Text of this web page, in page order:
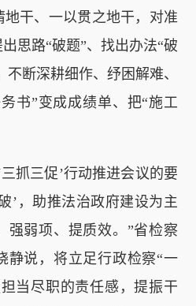
干、一以贯之地干，对准
思路“破题”、找出办法“破
不断深耕细作、纾困解难、
书”变成成绩单、把“施工
三促’行动推进会议的要
’，助推法治政府建设为主
强弱项、提质效。”省检察
静说，将立足行政检察“一
当尽职的责任感，提振干